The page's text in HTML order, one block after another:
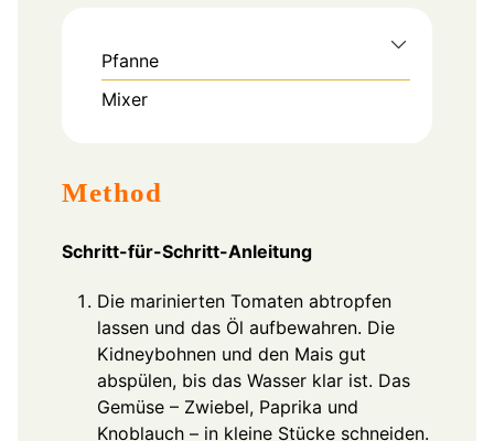
Pfanne
Mixer
Method
Schritt-für-Schritt-Anleitung
Die marinierten Tomaten abtropfen
lassen und das Öl aufbewahren. Die
Kidneybohnen und den Mais gut
abspülen, bis das Wasser klar ist. Das
Gemüse – Zwiebel, Paprika und
Knoblauch – in kleine Stücke schneiden.